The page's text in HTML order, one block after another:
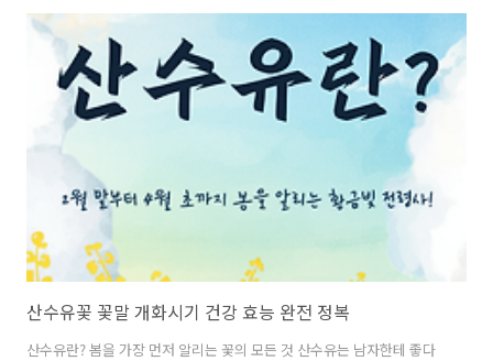
기후, 건기와 우기부터 알아야 한다. 다낭을 여행할 때 가장 먼저 알아야
할 것은 바로 건기와 우기의 구분입니다.다낭은 열대 몬순 기후로, 크게
건기와 우기로 나뉩니다.건기는 1월부터 8월까지 이어지며, 맑고 화창한
날씨가 지속됩니다.이 시기에는 비가 거의 오지 않아 야외 관광과 해양
액티비티를 즐기기에 최적입니다. 단, 6월~8월은 기온이 34도 이상으로
치..
산수유꽃 꽃말 개화시기 건강 효능 완전 정복
산수유란? 봄을 가장 먼저 알리는 꽃의 모든 것 산수유는 남자한테 좋다